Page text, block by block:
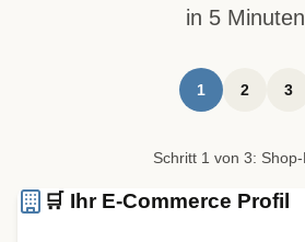
in 5 Minuten
1 2 3
Schritt 1 von 3:
🛒 Ihr E-Commerce Profil